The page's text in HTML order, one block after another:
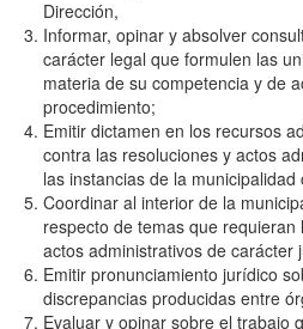
Dirección,
Informar, opinar y absolver
carácter legal que formulen las
materia de su competencia y de
procedimiento;
Emitir dictamen en los recursos
contra las resoluciones y actos
las instancias de la
Coordinar al interior de la
respecto de temas que
actos administrativos de carácter
Emitir pronunciamiento jurídico
discrepancias producidas entre
Evaluar y opinar sobre el trabajo